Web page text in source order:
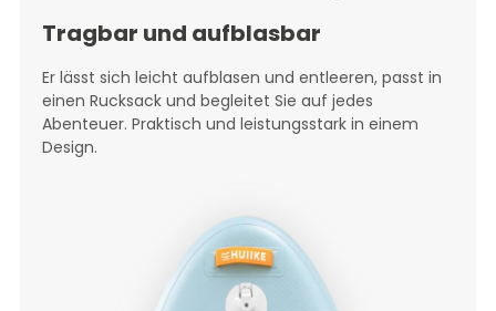
Tragbar und aufblasbar
Er lässt sich leicht aufblasen und entleeren, passt in
einen Rucksack und begleitet Sie auf jedes
Abenteuer. Praktisch und leistungsstark in einem
Design.